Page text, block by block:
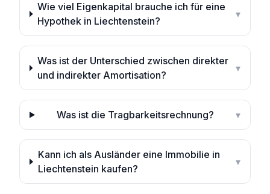
Wie viel Eigenkapital brauche ich für eine
Hypothek in Liechtenstein?
▾
Was ist der Unterschied zwischen direkter
und indirekter Amortisation?
▾
Was ist die Tragbarkeitsrechnung? ▾
Kann ich als Ausländer eine Immobilie in
Liechtenstein kaufen?
▾